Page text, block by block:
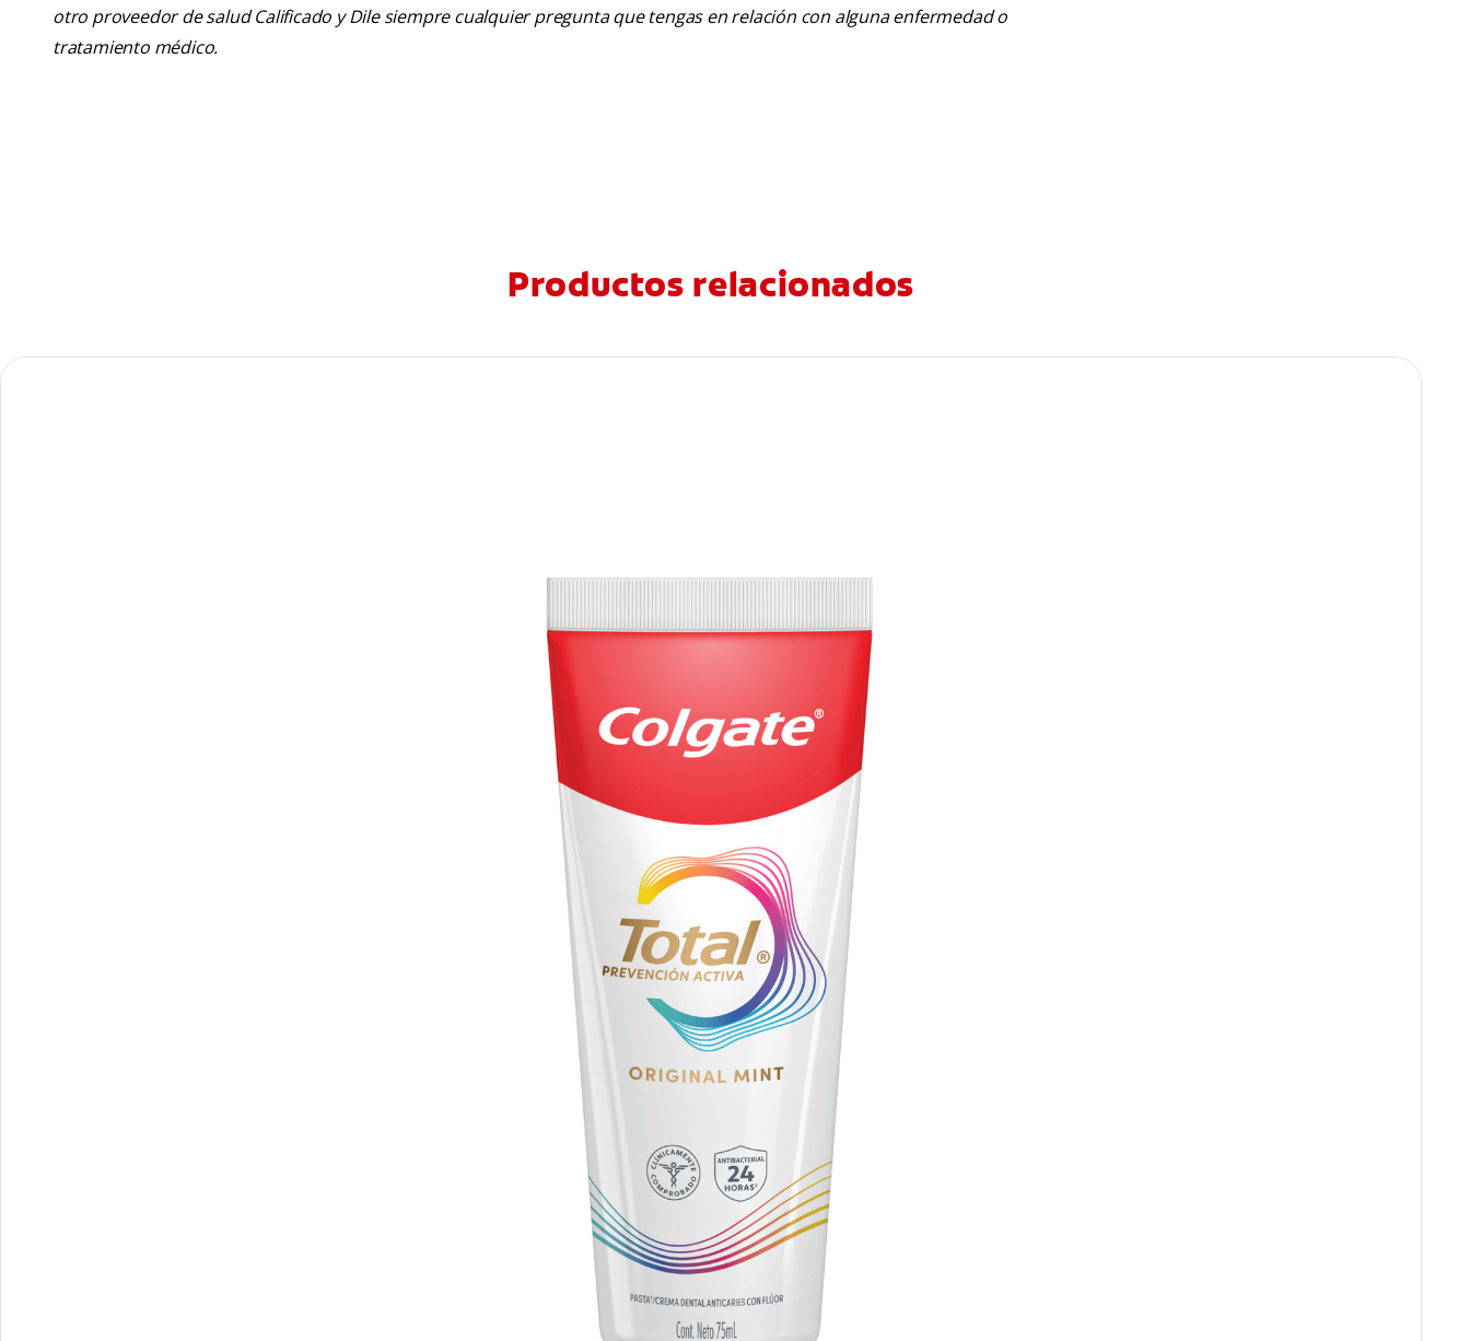
otro proveedor de salud Calificado y Dile siempre cualquier pregunta que tengas en relación con alguna enfermedad o
tratamiento médico.
Productos relacionados